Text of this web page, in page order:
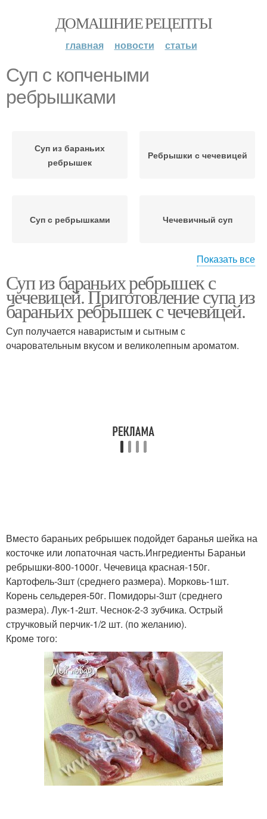
ДОМАШНИЕ РЕЦЕПТЫ
главная новости статьи
Суп с копчеными
ребрышками
Суп из бараньих
ребрышек
Ребрышки с чечевицей
Суп с ребрышками Чечевичный суп
Суп из чечевицы
мультиварке
Показать все
Суп из бараньих ребрышек с
чечевицей. Приготовление супа из
бараньих ребрышек с чечевицей.
Суп получается наваристым и сытным с
очаровательным вкусом и великолепным ароматом.
Вместо бараньих ребрышек подойдет баранья шейка на
косточке или лопаточная часть.Ингредиенты Бараньи
ребрышки-800-1000г. Чечевица красная-150г.
Картофель-3шт (среднего размера). Морковь-1шт.
Корень сельдерея-50г. Помидоры-3шт (среднего
размера). Лук-1-2шт. Чеснок-2-3 зубчика. Острый
стручковый перчик-1/2 шт. (по желанию).
Кроме того: